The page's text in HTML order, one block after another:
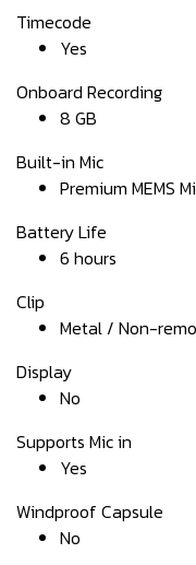
Timecode
Yes
Onboard Recording
8 GB
Built-in Mic
Premium MEMS
Battery Life
6 hours
Clip
Metal / Non-
Display
No
Supports Mic in
Yes
Windproof Capsule
No